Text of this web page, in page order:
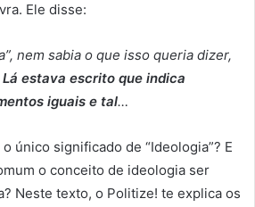
Ele disse:
nem sabia o que isso queria dizer,
Lá estava escrito que indica
iguais e tal…
único significado de “Ideologia”? E
o conceito de ideologia ser
Neste texto, o Politize! te explica os